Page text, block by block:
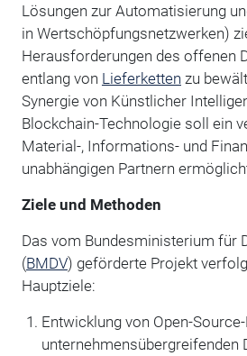
Lösungen zur Automatisierung
in Wertschöpfungsnetzwerken)
Herausforderungen des offenen
entlang von Lieferketten zu
Synergie von Künstlicher
Blockchain-Technologie soll ein
Material-, Informations- und
unabhängigen Partnern
Ziele und Methoden
Das vom Bundesministerium für
(BMDV) geförderte Projekt
Hauptziele:
Entwicklung von Open-
unternehmensübergreifenden